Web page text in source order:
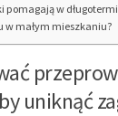
pomagają w
małym mieszkaniu?
uniknąć